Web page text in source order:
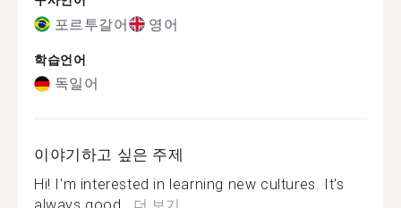
포르투갈어 영어
학습언어
독일어
이야기하고 싶은 주제
Hi! I'm interested in learning new cultures. It's